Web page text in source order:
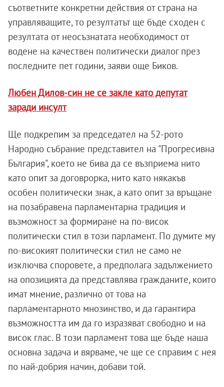
съответните конкретни действия от страна на
управляващите, то резултатът ще бъде сходен с
резултата от неосъзнатата необходимост от
водене на качествен политически диалог през
последните пет години, заяви още Биков.
Любен Дилов-син не се закле като депутат
заради инсулт
Ще подкрепим за председател на 52-рото
Народно събрание представител на "Прогресивна
България", което не бива да се възприема нито
като опит за договрорка, нито като някакъв
особен политически знак, а като опит за връщане
на позабравена парламентарна традиция и
възможност за формиране на по-висок
политически стил в този парламент. По думите му
по-високият политически стил не само не
изключва споровете, а предполага задължението
на опозицията да представлява гражданите, които
имат мнение, различно от това на
парламентарното мнозинство, и да гарантира
възможността им да го изразяват свободно и на
висок глас. В този парламент това ще бъде наша
основна задача и вярваме, че ще се справим с нея
по най-добрия начин, добави той.